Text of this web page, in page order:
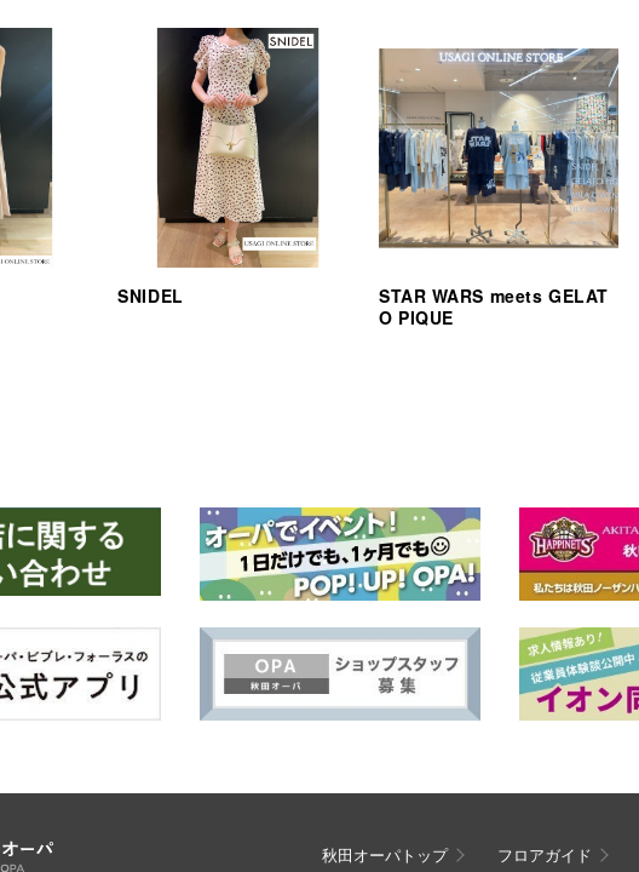
SNIDEL
STAR WARS meets GELAT
O PIQUE
秋田オーパトップ フロアガイド